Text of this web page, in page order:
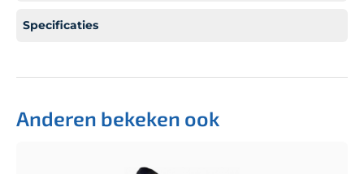
Specificaties
Anderen bekeken ook